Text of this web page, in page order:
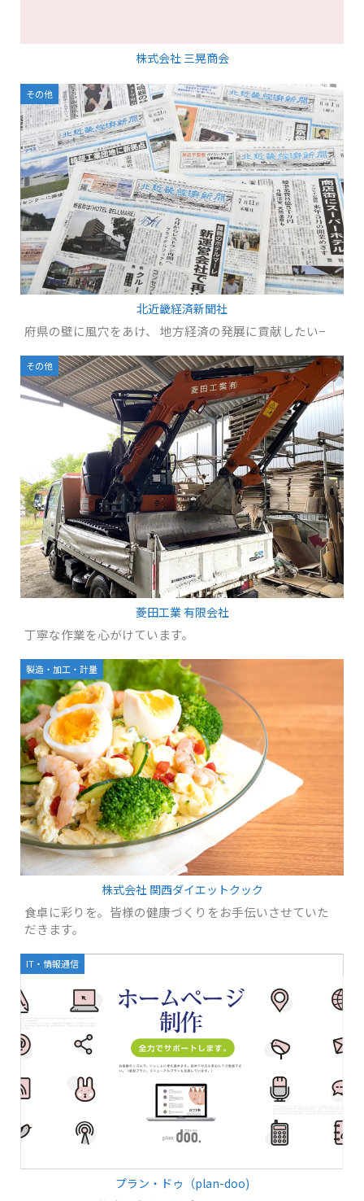
株式会社 三晃商会
その他
北近畿経済新聞社
府県の壁に風穴をあけ、 地方経済の発展に貢献したい−
その他
菱田工業 有限会社
丁寧な作業を心がけています。
製造・加工・計量
株式会社 関西ダイエットクック
食卓に彩りを。皆様の健康づくりをお手伝いさせていた
だきます。
IT・情報通信
プラン・ドゥ（plan-doo)